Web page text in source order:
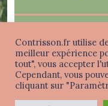
Mentions légales
Contrisson.fr utilise
meilleur expérience
tout", vous accepter
Cependant, vous
cliquant sur